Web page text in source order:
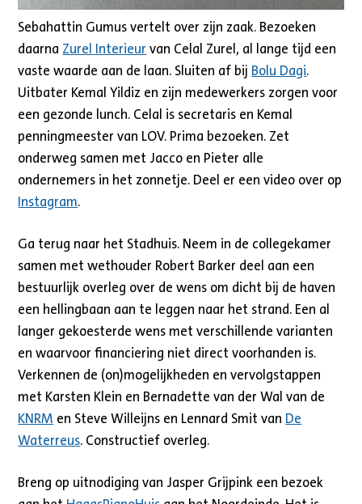
Sebahattin Gumus vertelt over zijn zaak. Bezoeken
daarna Zurel Interieur van Celal Zurel, al lange tijd een
vaste waarde aan de laan. Sluiten af bij Bolu Dagi.
Uitbater Kemal Yildiz en zijn medewerkers zorgen voor
een gezonde lunch. Celal is secretaris en Kemal
penningmeester van LOV. Prima bezoeken. Zet
onderweg samen met Jacco en Pieter alle
ondernemers in het zonnetje. Deel er een video over op
Instagram.
Ga terug naar het Stadhuis. Neem in de collegekamer
samen met wethouder Robert Barker deel aan een
bestuurlijk overleg over de wens om dicht bij de haven
een hellingbaan aan te leggen naar het strand. Een al
langer gekoesterde wens met verschillende varianten
en waarvoor financiering niet direct voorhanden is.
Verkennen de (on)mogelijkheden en vervolgstappen
met Karsten Klein en Bernadette van der Wal van de
KNRM en Steve Willeijns en Lennard Smit van De
Waterreus. Constructief overleg.
Breng op uitnodiging van Jasper Grijpink een bezoek